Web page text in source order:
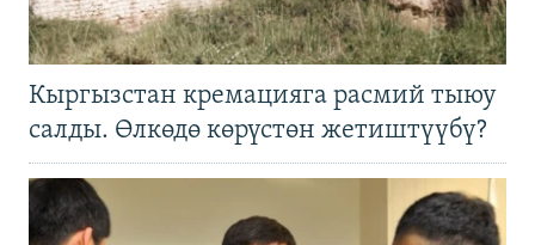
Кыргызстан кремацияга расмий тыюу
салды. Өлкөдө көрүстөн жетиштүүбү?